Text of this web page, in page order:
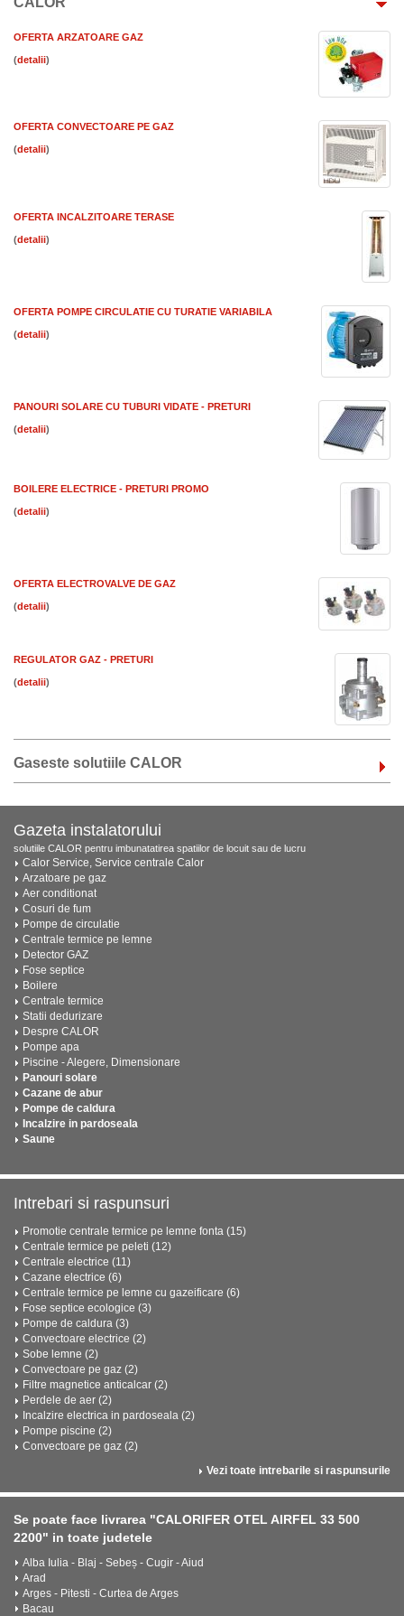
OFERTA ARZATOARE GAZ
( )
OFERTA CONVECTOARE PE GAZ
( )
OFERTA INCALZITOARE TERASE
( )
OFERTA POMPE CIRCULATIE CU TURATIE VARIABILA
( )
PANOURI SOLARE CU TUBURI VIDATE - PRETURI
( )
BOILERE ELECTRICE - PRETURI PROMO
( )
OFERTA ELECTROVALVE DE GAZ
( )
REGULATOR GAZ - PRETURI
( )
Gaseste solutiile CALOR
Gazeta instalatorului
solutiile CALOR pentru imbunatatirea spatiilor de locuit sau de lucru
Calor Service, Service centrale Calor
Arzatoare pe gaz
Aer conditionat
Cosuri de fum
Pompe de circulatie
Centrale termice pe lemne
Detector GAZ
Fose septice
Boilere
Centrale termice
Statii dedurizare
Despre CALOR
Pompe apa
Piscine - Alegere, Dimensionare
Panouri solare
Cazane de abur
Pompe de caldura
Incalzire in pardoseala
Saune
Intrebari si raspunsuri
Promotie centrale termice pe lemne fonta (15)
Centrale termice pe peleti (12)
Centrale electrice (11)
Cazane electrice (6)
Centrale termice pe lemne cu gazeificare (6)
Fose septice ecologice (3)
Pompe de caldura (3)
Convectoare electrice (2)
Sobe lemne (2)
Convectoare pe gaz (2)
Filtre magnetice anticalcar (2)
Perdele de aer (2)
Incalzire electrica in pardoseala (2)
Pompe piscine (2)
Convectoare pe gaz (2)
Vezi toate intrebarile si raspunsurile
Se poate face livrarea "CALORIFER OTEL AIRFEL 33 500
2200" in toate judetele
Alba Iulia - Blaj - Sebeș - Cugir - Aiud
Arad
Arges - Pitesti - Curtea de Arges
Bacau